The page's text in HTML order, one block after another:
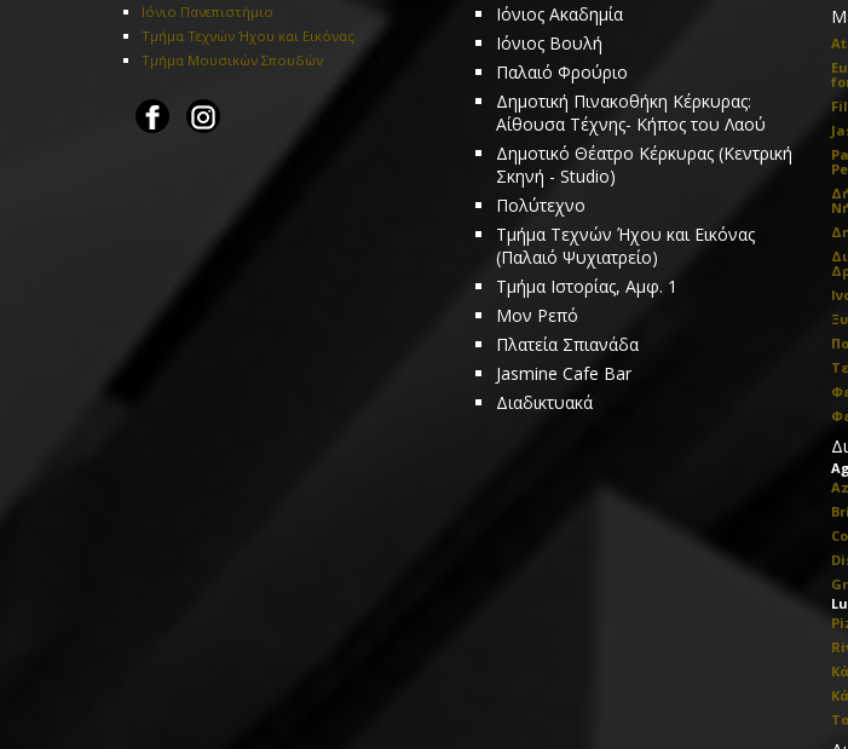
Ιόνιο Πανεπιστήμιο
Τμήμα Τεχνών Ήχου και Εικόνας
Τμήμα Μουσικών Σπουδών
Ιόνιος Ακαδημία
Ιόνιος Βουλή
Παλαιό Φρούριο
Δημοτική Πινακοθήκη Κέρκυρας:
Αίθουσα Τέχνης- Κήπος του Λαού
Δημοτικό Θέατρο Κέρκυρας (Κεντρική
Σκηνή - Studio)
Πολύτεχνο
Τμήμα Τεχνών Ήχου και Εικόνας
(Παλαιό Ψυχιατρείο)
Τμήμα Ιστορίας, Αμφ. 1
Μον Ρεπό
Πλατεία Σπιανάδα
Jasmine Cafe Bar
Διαδικτυακά